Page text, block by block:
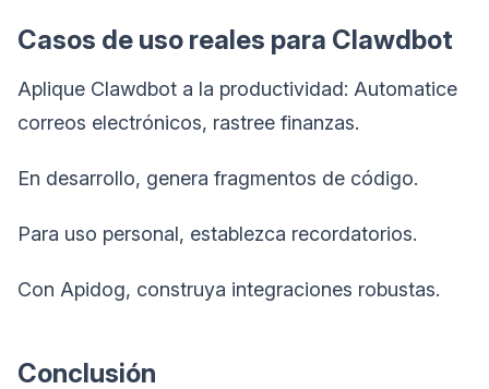
Casos de uso reales para Clawdbot
Aplique Clawdbot a la productividad: Automatice
correos electrónicos, rastree finanzas.
En desarrollo, genera fragmentos de código.
Para uso personal, establezca recordatorios.
Con Apidog, construya integraciones robustas.
Conclusión